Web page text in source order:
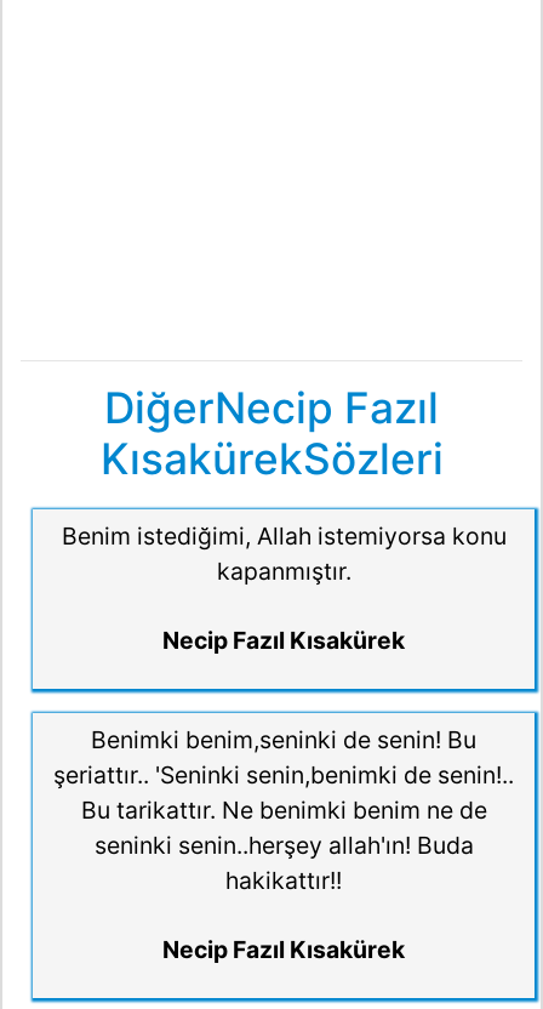
DiğerNecip Fazıl
KısakürekSözleri
Benim istediğimi, Allah istemiyorsa konu
kapanmıştır.
Necip Fazıl Kısakürek
Benimki benim,seninki de senin! Bu
şeriattır.. 'Seninki senin,benimki de senin!..
Bu tarikattır. Ne benimki benim ne de
seninki senin..herşey allah'ın! Buda
hakikattır!!
Necip Fazıl Kısakürek